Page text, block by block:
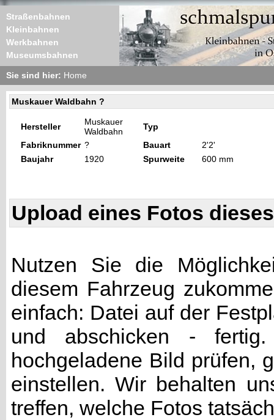
Straßenbahnen
Kleinbahnen
Werkbahnen
Museumsbahnen
Sie sind hier: Home
Muskauer Waldbahn ?
Hersteller
Muskauer
Waldbahn
Typ
Fabriknummer ? Bauart
2'2'
Baujahr
1920 Spurweite 600 mm
Upload eines Fotos
Nutzen Sie die
diesem Fahrzeug
einfach: Datei auf der
und abschicken -
hochgeladene Bild prüfen,
einstellen. Wir behalten
treffen, welche Fotos